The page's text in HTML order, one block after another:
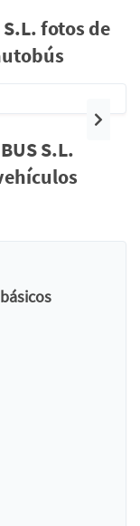
S.L. fotos de
S.L.